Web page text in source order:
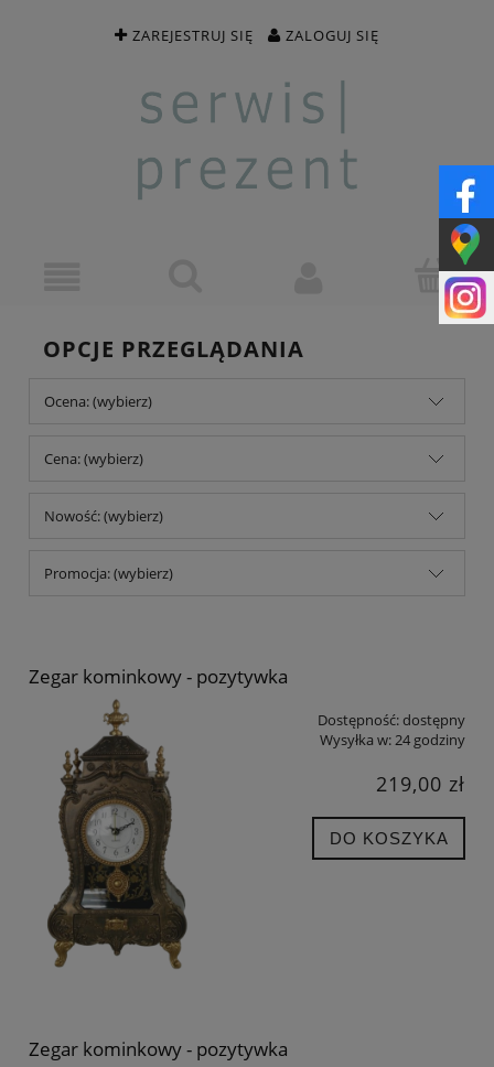
ZAREJESTRUJ SIĘ ZALOGUJ SIĘ
OPCJE PRZEGLĄDANIA
Ocena: (wybierz)
Cena: (wybierz)
Nowość: (wybierz)
Promocja: (wybierz)
Zegar kominkowy - pozytywka
Dostępność:dostępny
Wysyłka w:24 godziny
219,00 zł
DO KOSZYKA
Zegar kominkowy - pozytywka